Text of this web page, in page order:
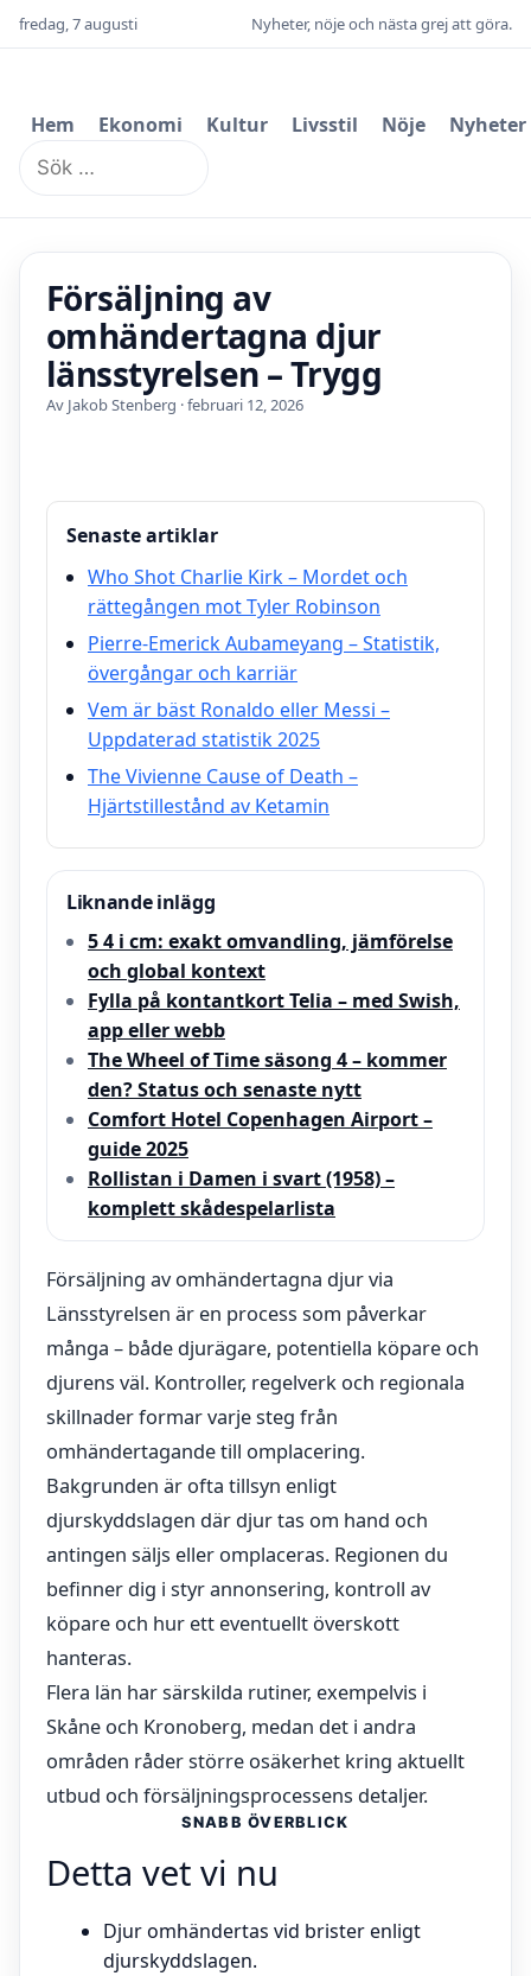
fredag, 7 augusti Nyheter, nöje och nästa grej att göra.
Hem Ekonomi Kultur Livsstil Nöje
Nyheter
Sök
efter:
Försäljning av
omhändertagna djur
länsstyrelsen – Trygg
Av Jakob Stenberg · februari 12, 2026
Senaste artiklar
Who Shot Charlie Kirk – Mordet och
rättegången mot Tyler Robinson
Pierre-Emerick Aubameyang – Statistik,
övergångar och karriär
Vem är bäst Ronaldo eller Messi –
Uppdaterad statistik 2025
The Vivienne Cause of Death –
Hjärtstillestånd av Ketamin
Liknande inlägg
5 4 i cm: exakt omvandling, jämförelse
och global kontext
Fylla på kontantkort Telia – med Swish,
app eller webb
The Wheel of Time säsong 4 – kommer
den? Status och senaste nytt
Comfort Hotel Copenhagen Airport –
guide 2025
Rollistan i Damen i svart (1958) –
komplett skådespelarlista
Försäljning av omhändertagna djur via
Länsstyrelsen är en process som påverkar
många – både djurägare, potentiella köpare och
djurens väl. Kontroller, regelverk och regionala
skillnader formar varje steg från
omhändertagande till omplacering.
Bakgrunden är ofta tillsyn enligt
djurskyddslagen där djur tas om hand och
antingen säljs eller omplaceras. Regionen du
befinner dig i styr annonsering, kontroll av
köpare och hur ett eventuellt överskott
hanteras.
Flera län har särskilda rutiner, exempelvis i
Skåne och Kronoberg, medan det i andra
områden råder större osäkerhet kring aktuellt
utbud och försäljningsprocessens detaljer.
SNABB ÖVERBLICK
Detta vet vi nu
Djur omhändertas vid brister enligt
djurskyddslagen.